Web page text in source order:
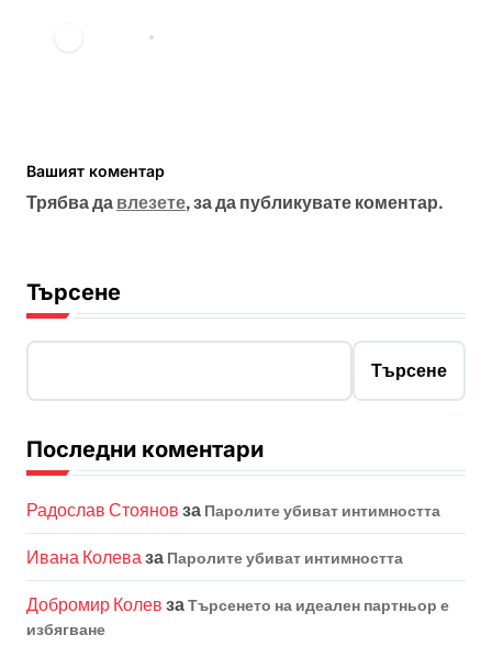
Вашият коментар
Трябва да влезете, за да публикувате коментар.
Търсене
Търсене
Последни коментари
Радослав Стоянов за Паролите убиват интимността
Ивана Колева за Паролите убиват интимността
Добромир Колев заТърсенето на идеален партньор е
избягване